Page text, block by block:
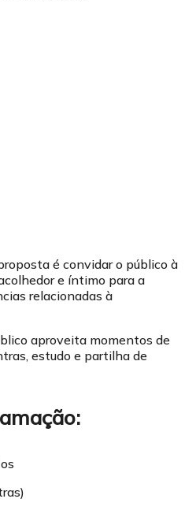
é convidar o público à
e íntimo para a
relacionadas à
aproveita momentos de
estudo e partilha de